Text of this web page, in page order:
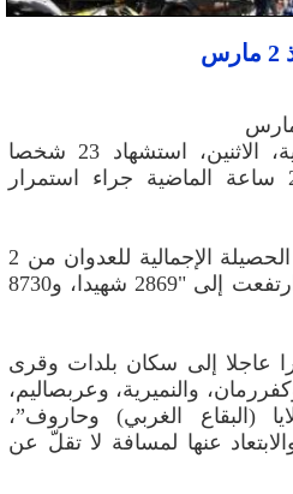
أعلنت وزارة الصحة اللبنانية، الاثنين، استشهاد 23 شخصا
وإصابة 37 آخرين خلال 24 ساعة الماضية جراء استمرار
وقالت الوزارة في بيان، إن الحصيلة الإجمالية للعدوان من 2
مارس الماضي وحتى اليوم ارتفعت إلى "2869 شهيدا، و8730
عاجلا إلى سكان بلدات وقرى
والنميرية، وعربصاليم،
(البقاع الغربي) وحاروف”،
عنها لمسافة لا تقلّ عن